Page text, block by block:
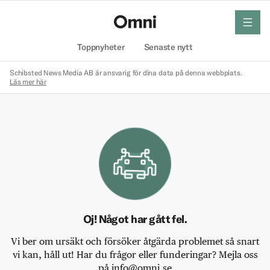
Toppnyheter Senaste nytt
meny
Schibsted News Media AB är ansvarig för dina data på denna webbplats.
Läs mer här
Oj! Något har gått fel.
Vi ber om ursäkt och försöker åtgärda problemet så snart
vi kan, håll ut! Har du frågor eller funderingar? Mejla oss